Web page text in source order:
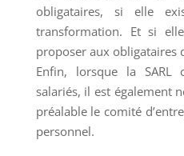
obligataires, si elle
transformation. Et si
proposer aux obligataires
Enfin, lorsque la
salariés, il est également
préalable le comité
personnel.